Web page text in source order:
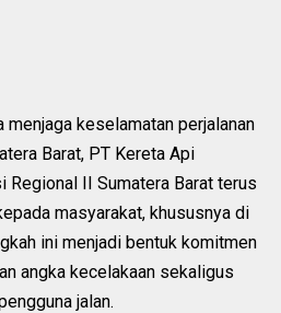
menjaga keselamatan perjalanan
Barat, PT Kereta Api
II Sumatera Barat terus
masyarakat, khususnya di
ini menjadi bentuk komitmen
angka kecelakaan sekaligus
jalan.